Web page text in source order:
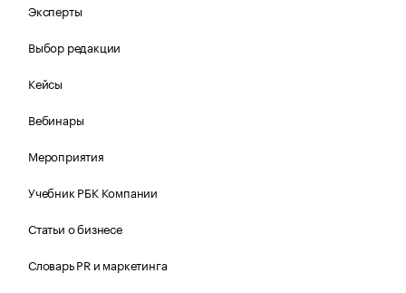
Эксперты
Выбор редакции
Кейсы
Вебинары
Мероприятия
Учебник РБК Компании
Статьи о бизнесе
Словарь PR и маркетинга